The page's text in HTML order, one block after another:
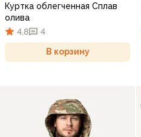
Куртка облегченная Сплав
олива
4,8
4
В корзину